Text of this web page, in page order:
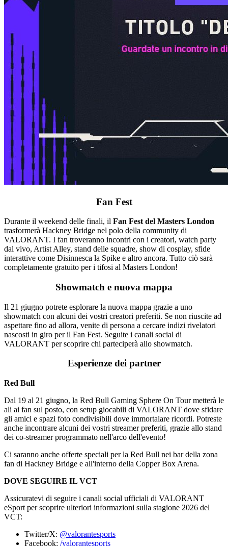
Fan Fest
Durante il weekend delle finali, il Fan Fest del Masters London
trasformerà Hackney Bridge nel polo della community di
VALORANT. I fan troveranno incontri con i creatori, watch party
dal vivo, Artist Alley, stand delle squadre, show di cosplay, sfide
interattive come Disinnesca la Spike e altro ancora. Tutto ciò sarà
completamente gratuito per i tifosi al Masters London!
Showmatch e nuova mappa
Il 21 giugno potrete esplorare la nuova mappa grazie a uno
showmatch con alcuni dei vostri creatori preferiti. Se non riuscite ad
aspettare fino ad allora, venite di persona a cercare indizi rivelatori
nascosti in giro per il Fan Fest. Seguite i canali social di
VALORANT per scoprire chi parteciperà allo showmatch.
Esperienze dei partner
Red Bull
Dal 19 al 21 giugno, la Red Bull Gaming Sphere On Tour metterà le
ali ai fan sul posto, con setup giocabili di VALORANT dove sfidare
gli amici e spazi foto condivisibili dove immortalare ricordi. Potreste
anche incontrare alcuni dei vostri streamer preferiti, grazie allo stand
dei co-streamer programmato nell'arco dell'evento!
Ci saranno anche offerte speciali per la Red Bull nei bar della zona
fan di Hackney Bridge e all'interno della Copper Box Arena.
DOVE SEGUIRE IL VCT
Assicuratevi di seguire i canali social ufficiali di VALORANT
eSport per scoprire ulteriori informazioni sulla stagione 2026 del
VCT:
Twitter/X: @valorantesports
Facebook: /valorantesports